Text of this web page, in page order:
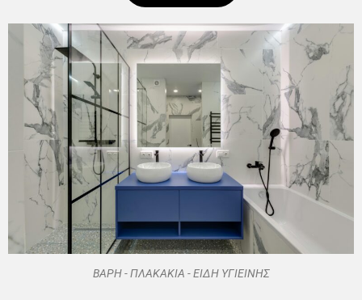
ΒΑΡΗ - ΠΛΑΚΑΚΙΑ - ΕΙΔΗ ΥΓΙΕΙΝΗΣ